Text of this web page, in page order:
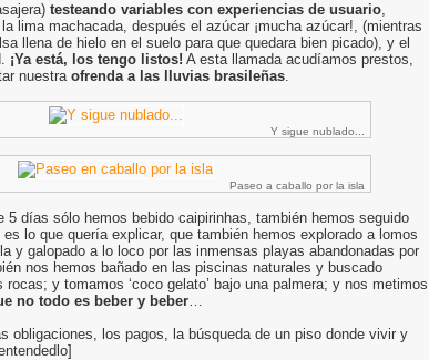
testeando variables con experiencias de usuario,
lima machacada, después el azúcar ¡mucha azúcar!, (mientras
llena de hielo en el suelo para que quedara bien picado), y el
¡Ya está, los tengo listos! A esta llamada acudíamos prestos,
nuestraofrenda a las lluvias brasileñas.
Y sigue nublado...
Paseo a caballo por la isla
5 días sólo hemos bebido caipirinhas, también hemos seguido
lo que quería explicar, que también hemos explorado a lomos
y galopado a lo loco por las inmensas playas abandonadas por
nos hemos bañado en las piscinas naturales y buscado
y tomamos ‘coco gelato’ bajo una palmera; y nos metimos
no todo es beber y beber…
obligaciones, los pagos, la búsqueda de un piso donde vivir y